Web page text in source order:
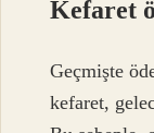
Kefaret
Geçmişte
kefaret,